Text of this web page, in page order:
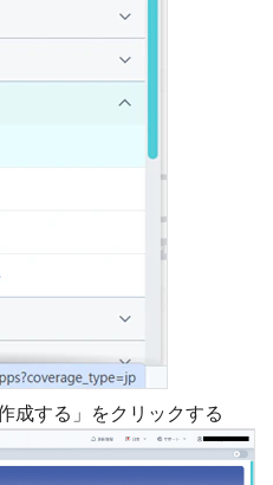
成する」をクリックする